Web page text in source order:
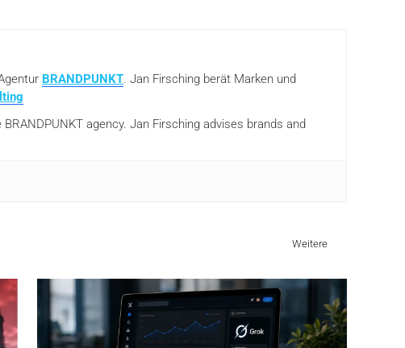
BRANDPUNKT. Jan Firsching berät Marken und
agency. Jan Firsching advises brands and
Weitere